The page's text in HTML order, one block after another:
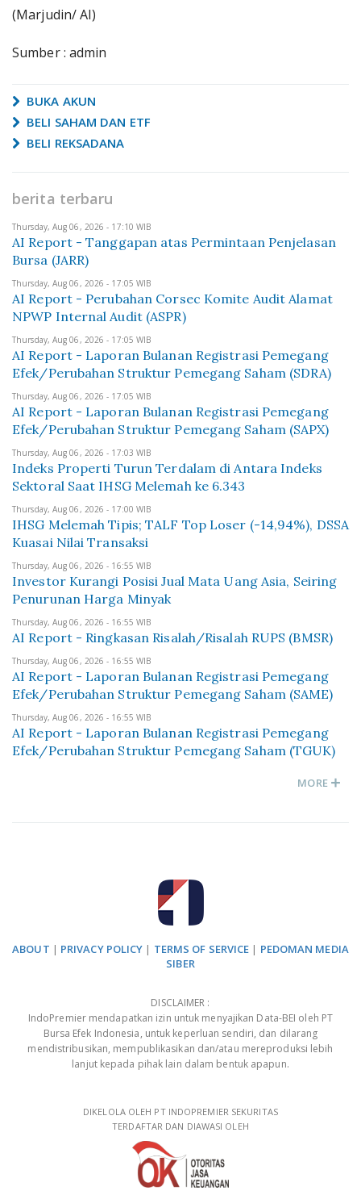
(Marjudin/ AI)
Sumber : admin
BUKA AKUN
BELI SAHAM DAN ETF
BELI REKSADANA
berita terbaru
Thursday, Aug 06, 2026 - 17:10 WIB
AI Report - Tanggapan atas Permintaan Penjelasan
Bursa (JARR)
Thursday, Aug 06, 2026 - 17:05 WIB
AI Report - Perubahan Corsec Komite Audit Alamat
NPWP Internal Audit (ASPR)
Thursday, Aug 06, 2026 - 17:05 WIB
AI Report - Laporan Bulanan Registrasi Pemegang
Efek/Perubahan Struktur Pemegang Saham (SDRA)
Thursday, Aug 06, 2026 - 17:05 WIB
AI Report - Laporan Bulanan Registrasi Pemegang
Efek/Perubahan Struktur Pemegang Saham (SAPX)
Thursday, Aug 06, 2026 - 17:03 WIB
Indeks Properti Turun Terdalam di Antara Indeks
Sektoral Saat IHSG Melemah ke 6.343
Thursday, Aug 06, 2026 - 17:00 WIB
IHSG Melemah Tipis; TALF Top Loser (-14,94%), DSSA
Kuasai Nilai Transaksi
Thursday, Aug 06, 2026 - 16:55 WIB
Investor Kurangi Posisi Jual Mata Uang Asia, Seiring
Penurunan Harga Minyak
Thursday, Aug 06, 2026 - 16:55 WIB
AI Report - Ringkasan Risalah/Risalah RUPS (BMSR)
Thursday, Aug 06, 2026 - 16:55 WIB
AI Report - Laporan Bulanan Registrasi Pemegang
Efek/Perubahan Struktur Pemegang Saham (SAME)
Thursday, Aug 06, 2026 - 16:55 WIB
AI Report - Laporan Bulanan Registrasi Pemegang
Efek/Perubahan Struktur Pemegang Saham (TGUK)
MORE
ABOUT | PRIVACY POLICY | TERMS OF SERVICE | PEDOMAN MEDIA
SIBER
DISCLAIMER :
IndoPremier mendapatkan izin untuk menyajikan Data-BEI oleh PT
Bursa Efek Indonesia, untuk keperluan sendiri, dan dilarang
mendistribusikan, mempublikasikan dan/atau mereproduksi lebih
lanjut kepada pihak lain dalam bentuk apapun.
DIKELOLA OLEH PT INDOPREMIER SEKURITAS
TERDAFTAR DAN DIAWASI OLEH